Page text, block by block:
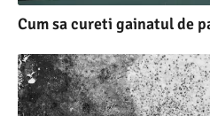
Cum sa cureti gainatul de